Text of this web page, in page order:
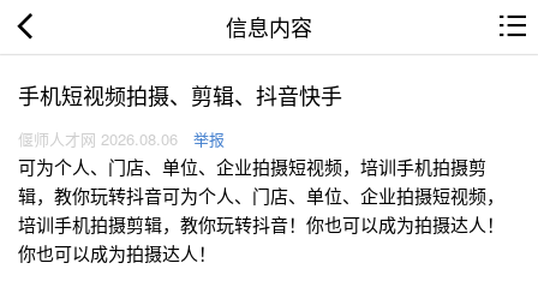
信息内容
手机短视频拍摄、剪辑、抖音快手
偃师人才网 2026.08.06 举报
可为个人、门店、单位、企业拍摄短视频，培训手机拍摄剪
辑，教你玩转抖音可为个人、门店、单位、企业拍摄短视频，
培训手机拍摄剪辑，教你玩转抖音！你也可以成为拍摄达人！
你也可以成为拍摄达人！